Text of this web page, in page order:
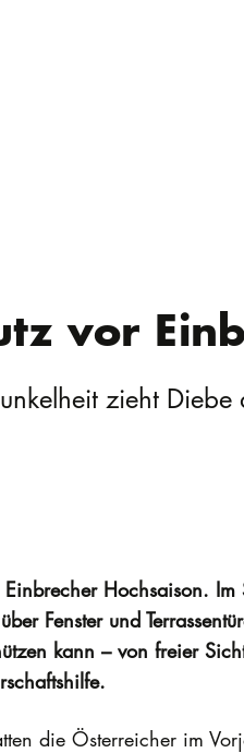
vor
zieht
Hochsaison.
Fenster und
kann – von freier
die Österreicher im